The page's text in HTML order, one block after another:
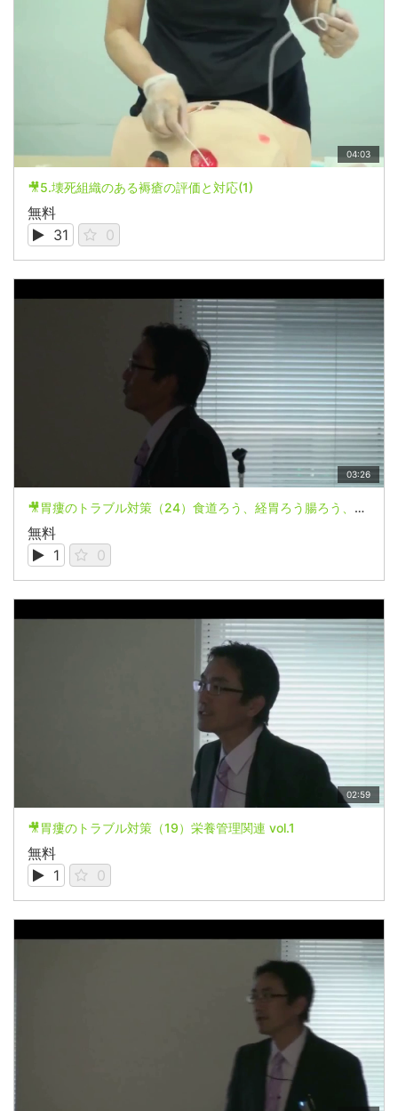
04:03
🎥5.壊死組織のある褥瘡の評価と対応(1)
無料
31
0
03:26
🎥胃瘻のトラブル対策（24）食道ろう、経胃ろう腸ろう、直接腸ろう
無料
1
0
02:59
🎥胃瘻のトラブル対策（19）栄養管理関連 vol.1
無料
1
0